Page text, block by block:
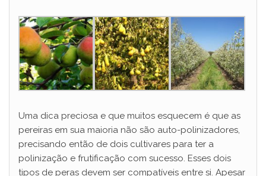
d
e
o
Uma dica preciosa e que muitos esquecem é que as
pereiras em sua maioria não são auto-polinizadores,
precisando então de dois cultivares para ter a
polinização e frutificação com sucesso. Esses dois
tipos de peras devem ser compatíveis entre si. Apesar